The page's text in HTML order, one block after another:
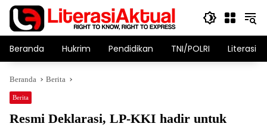
Langsung
konten
Beranda Hukrim Pendidikan TNI/POLRI Literasi
Beranda Berita
Berita
Resmi Deklarasi, LP-KKI hadir untuk